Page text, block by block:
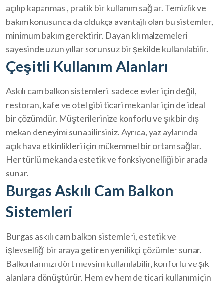
açılıp kapanması, pratik bir kullanım sağlar. Temizlik ve
bakım konusunda da oldukça avantajlı olan bu sistemler,
minimum bakım gerektirir. Dayanıklı malzemeleri
sayesinde uzun yıllar sorunsuz bir şekilde kullanılabilir.
Çeşitli Kullanım Alanları
Askılı cam balkon sistemleri, sadece evler için değil,
restoran, kafe ve otel gibi ticari mekanlar için de ideal
bir çözümdür. Müşterilerinize konforlu ve şık bir dış
mekan deneyimi sunabilirsiniz. Ayrıca, yaz aylarında
açık hava etkinlikleri için mükemmel bir ortam sağlar.
Her türlü mekanda estetik ve fonksiyonelliği bir arada
sunar.
Burgas Askılı Cam Balkon
Sistemleri
Burgas askılı cam balkon sistemleri, estetik ve
işlevselliği bir araya getiren yenilikçi çözümler sunar.
Balkonlarınızı dört mevsim kullanılabilir, konforlu ve şık
alanlara dönüştürür. Hem ev hem de ticari kullanım için